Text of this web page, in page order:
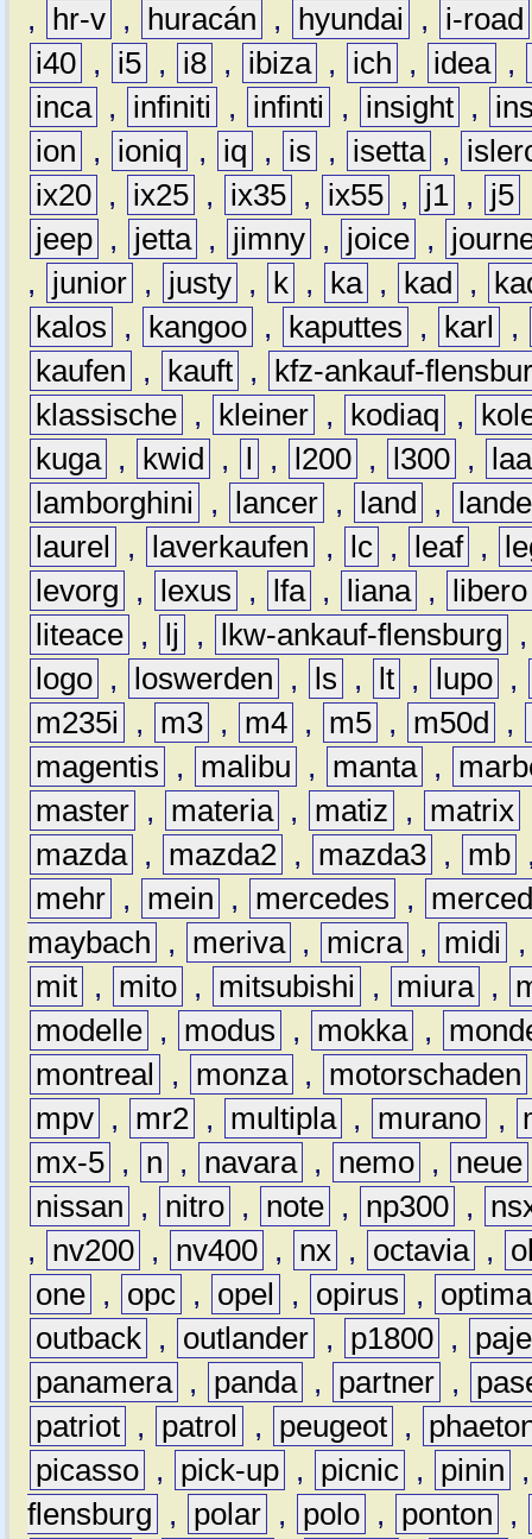
,
hr-v , huracán , hyundai ,
i-road
i40 , i5 , i8 , ibiza , ich , idea ,
inca , infiniti , infinti , insight ,
ion
, ioniq , iq , is , isetta ,
ix20 , ix25 , ix35 , ix55 , j1 , j5
jeep , jetta , jimny , joice ,
,
junior , justy , k , ka , kad ,
kalos
, kangoo , kaputtes , karl
,
kaufen
, kauft ,
kfz-ankauf-
klassische , kleiner , kodiaq ,
kuga , kwid , l , l200 , l300 ,
lamborghini
, lancer , land ,
laurel
, laverkaufen , lc , leaf ,
levorg
, lexus , lfa , liana ,
libero
liteace , lj , lkw-ankauf-flensburg
logo , loswerden , ls , lt , lupo ,
m235i
, m3 , m4 , m5 , m50d ,
magentis
, malibu , manta ,
master , materia , matiz , matrix
mazda , mazda2 , mazda3 , mb
mehr , mein , mercedes ,
maybach
, meriva , micra , midi
mit , mito , mitsubishi , miura ,
modelle , modus , mokka ,
montreal
, monza , motorschaden
mpv , mr2 , multipla , murano ,
mx-5 , n , navara , nemo , neue
nissan
, nitro , note , np300 ,
,
nv200 , nv400 , nx , octavia ,
one , opc , opel , opirus ,
optima
outback , outlander , p1800 ,
panamera , panda , partner ,
patriot , patrol , peugeot ,
picasso , pick-up , picnic , pinin
flensburg
, polar , polo , ponton
,